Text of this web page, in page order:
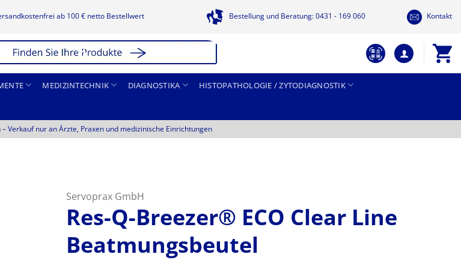
ab 100 € netto Bestellwert Bestellung und Beratung: 0431 - 169 060 Kontakt
MEDIZINTECHNIK DIAGNOSTIKA HISTOPATHOLOGIE / ZYTODIAGNOSTIK
–Verkauf nur an Ärzte, Praxen und medizinische Einrichtungen
Servoprax GmbH
Res-Q-Breezer® ECO Clear Line
Beatmungsbeutel